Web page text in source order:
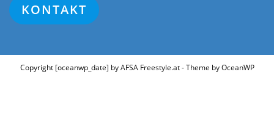
KONTAKT
Copyright [oceanwp_date] by AFSA Freestyle.at - Theme by OceanWP